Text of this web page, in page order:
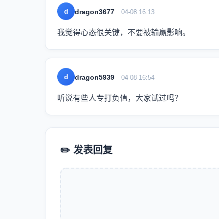
d dragon3677 04-08 16:13
我觉得心态很关键，不要被输赢影响。
d dragon5939 04-08 16:54
听说有些人专打负值，大家试过吗？
✏️ 发表回复